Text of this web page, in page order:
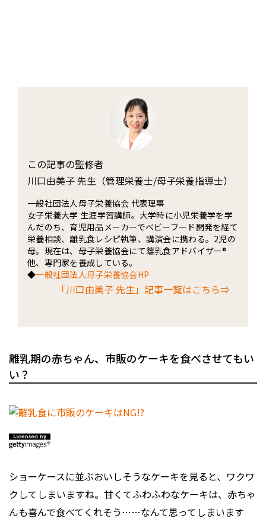
この記事の監修者
川口由美子 先生 （管理栄養士/母子栄養指導士）
一般社団法人母子栄養協会 代表理事
女子栄養大学 生涯学習講師。大学時に小児栄養学を学
んだのち、育児用品メーカーでベビーフード開発を経て
栄養相談、離乳食レシピ執筆、講演会に携わる。2児の
母。現在は、母子栄養協会にて離乳食アドバイザー®
他、専門家を養成している。
◆一般社団法人母子栄養協会HP
「川口由美子 先生」記事一覧はこちら⇒
離乳期の赤ちゃん、市販のケーキを食べさせてもい
い？
ショーケースに並ぶおいしそうなケーキを見ると、ワクワ
クしてしまいますね。甘くてふわふわなケーキは、赤ちゃ
んも喜んで食べてくれそう……なんて思ってしまいます